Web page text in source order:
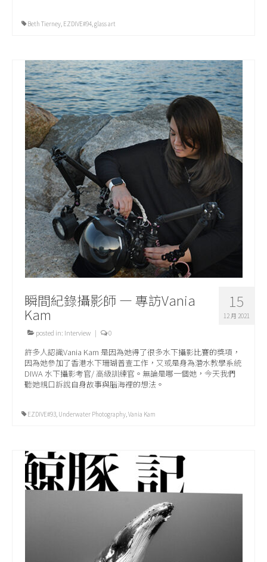
Beth Tierney EZDIVE#94 glass art
15
12 月 2021
瞬間紀錄攝影師 — 專訪Vania
Kam
posted in: Interview | 0
許多人認識Vania Kam 是因為她得了很多水下攝影比賽的獎項，
因為她參加了香港水下珊瑚普查工作，又或是身為潛水教學系統
DIWA 水下攝影考官/ 高級訓練官。無論是哪一個她，今天我們
聽她親口訴說自身故事與腦海裡的想法。
EZDIVE#93 Underwater Photography Vania Kam